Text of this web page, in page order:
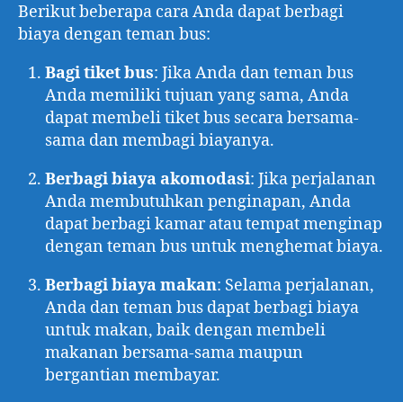
Berikut beberapa cara Anda dapat berbagi
biaya dengan teman bus:
Bagi tiket bus: Jika Anda dan teman bus
Anda memiliki tujuan yang sama, Anda
dapat membeli tiket bus secara bersama-
sama dan membagi biayanya.
Berbagi biaya akomodasi: Jika perjalanan
Anda membutuhkan penginapan, Anda
dapat berbagi kamar atau tempat menginap
dengan teman bus untuk menghemat biaya.
Berbagi biaya makan: Selama perjalanan,
Anda dan teman bus dapat berbagi biaya
untuk makan, baik dengan membeli
makanan bersama-sama maupun
bergantian membayar.